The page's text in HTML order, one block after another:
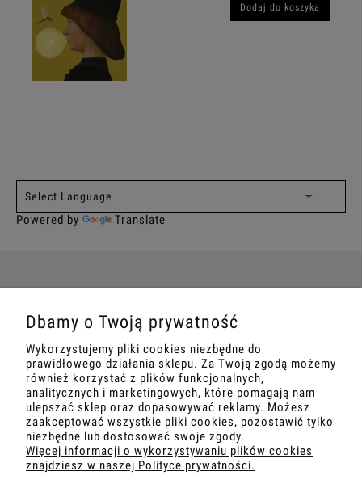
Dodaj do koszyka
Powered by Translate
INFORMACJE
O NAS
DANE TECHNICZNE
Dbamy o Twoją prywatność
Wykorzystujemy pliki cookies niezbędne do
prawidłowego działania sklepu. Za Twoją zgodą możemy
również korzystać z plików funkcjonalnych,
analitycznych i marketingowych, które pomagają nam
ulepszać sklep oraz dopasowywać reklamy. Możesz
zaakceptować wszystkie pliki cookies, pozostawić tylko
niezbędne lub dostosować swoje zgody.
Więcej informacji o wykorzystywaniu plików cookies
znajdziesz w naszej Polityce prywatności.